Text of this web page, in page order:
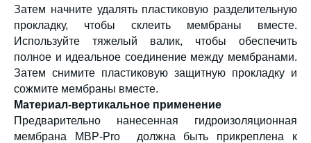
Затем начните удалять пластиковую разделительную
прокладку, чтобы склеить мембраны вместе.
Используйте тяжелый валик, чтобы обеспечить
полное и идеальное соединение между мембранами.
Затем снимите пластиковую защитную прокладку и
сожмите мембраны вместе.
Материал-вертикальное применение
Предварительно нанесенная гидроизоляционная
мембрана
MBP-Pro должна быть прикреплена к